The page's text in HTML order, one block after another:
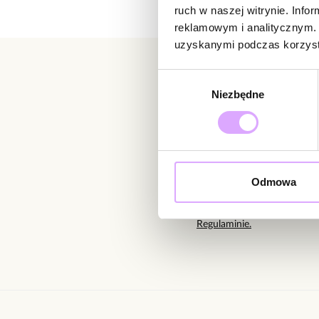
ruch w naszej witrynie.
reklamowym i
uzyskanymi podczas
Niezbędne
Odmowa
Newsletter
Bądź na bieżąco z
Regulaminie.